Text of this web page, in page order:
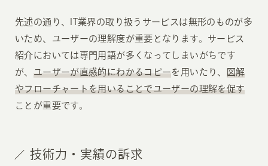
先述の通り、IT業界の取り扱うサービスは無形のものが多
いため、ユーザーの理解度が重要となります。サービス
紹介においては専門用語が多くなってしまいがちです
が、 ユーザーが直感的にわかるコピーを用いたり、 図解
やフローチャートを用いることでユーザーの理解を促す
ことが重要です。
技術力・実績の訴求